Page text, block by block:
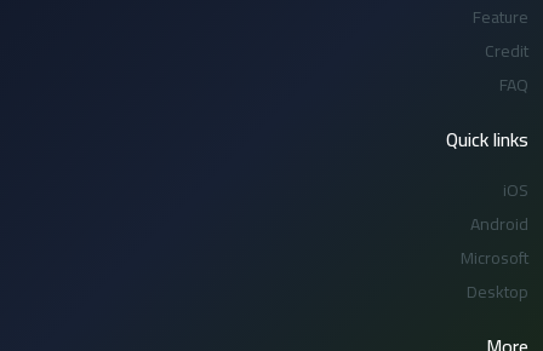
Feature
Credit
FAQ
Quick links
iOS
Android
Microsoft
Desktop